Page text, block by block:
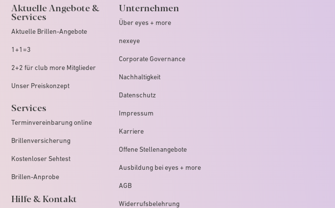
Aktuelle Angebote &
Services
Aktuelle Brillen-Angebote
1+1=3
2+2 für club more Mitglieder
Unser Preiskonzept
Services
Terminvereinbarung online
Brillenversicherung
Kostenloser Sehtest
Brillen-Anprobe
Hilfe & Kontakt
Unternehmen
Über eyes + more
nexeye
Corporate Governance
Nachhaltigkeit
Datenschutz
Impressum
Karriere
Offene Stellenangebote
Ausbildung bei eyes + more
AGB
Widerrufsbelehrung